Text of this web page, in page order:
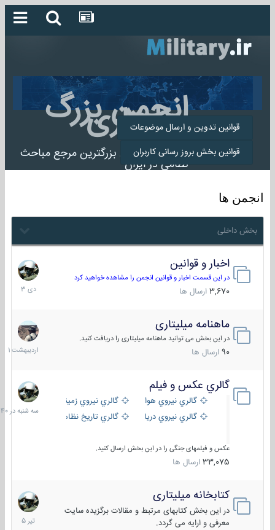
انجمن بزرگ
میلیتاری
انجمن میلیتاری بزرگترین مرجع مباحث
نظامی در ایران
قوانین تدوین و ارسال موضوعات
قوانین بخش بروز رسانی کاربران
انجمن ها
بخش داخلی
اخبار و قوانین
در این قسمت اخبار و قوانین انجمن را مشاهده خواهید کرد
3,670 ارسال ها
22
دی
1403
ماهنامه میلیتاری
در این بخش می توانید ماهنامه میلیتاری را دریافت کنید.
90 ارسال ها
30
1401
گالري عكس و فيلم
گالري نيروي هوايي
گالري نيروي زميني
گالري نيروي دريايي
گالري تاریخ نظامی
عکس و فیلمهای جنگی را در این بخش ارسال کنید.
33,075 ارسال ها
سه
شنبه
در
کتابخانه میلیتاری
در این بخش کتابهای مرتبط و مقالات برگزیده سایت
معرفی و ارایه می گردد.
16
تیر
1405